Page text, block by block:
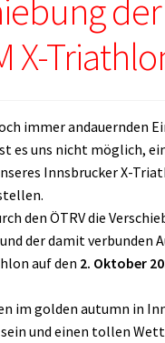
der
X-
immer andauernden
es uns nicht möglich,
Innsbrucker X-
den ÖTRV die
der damit verbunden
auf den 2. Oktober
im golden autumn in
und einen tollen